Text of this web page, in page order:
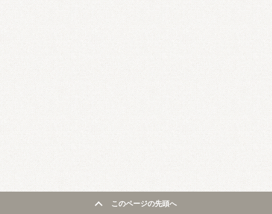
このページの先頭へ